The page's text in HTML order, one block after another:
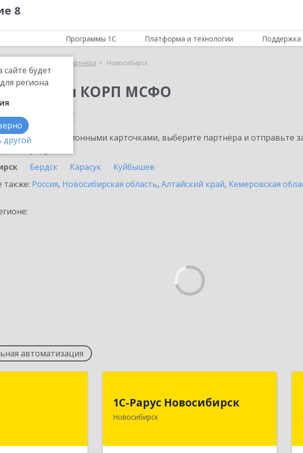
8
будет
региона
Программы 1С Платформа и технологии Поддержка
Выбор партнёра Новосибирск
КОРП МСФО
с информационными карточками, выберите партнёра и отправьте
Бердск Карасук
Куйбышев
также: Россия, Новосибирская область, Алтайский край, Кемеровская
автоматизация
обл,
ул, дом № 31
Подробнее
1С-Рарус Новосибирск
Новосибирск
630015, Новосибирская обл,
Новосибирск г, Планетная ул, дом №
пом.5а